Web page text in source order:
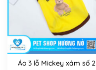
Áo 3 lỗ Mickey xám số 2